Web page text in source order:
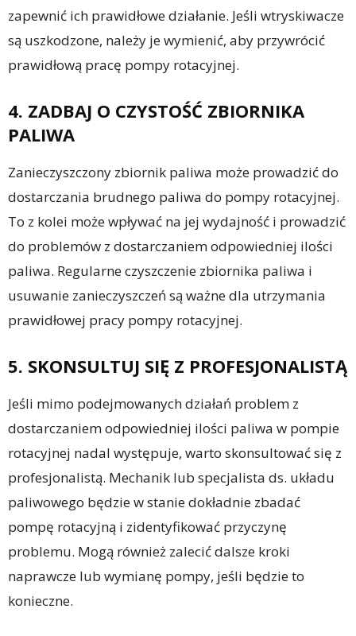
zapewnić ich prawidłowe działanie. Jeśli wtryskiwacze
są uszkodzone, należy je wymienić, aby przywrócić
prawidłową pracę pompy rotacyjnej.
4. ZADBAJ O CZYSTOŚĆ ZBIORNIKA
PALIWA
Zanieczyszczony zbiornik paliwa może prowadzić do
dostarczania brudnego paliwa do pompy rotacyjnej.
To z kolei może wpływać na jej wydajność i prowadzić
do problemów z dostarczaniem odpowiedniej ilości
paliwa. Regularne czyszczenie zbiornika paliwa i
usuwanie zanieczyszczeń są ważne dla utrzymania
prawidłowej pracy pompy rotacyjnej.
5. SKONSULTUJ SIĘ Z PROFESJONALISTĄ
Jeśli mimo podejmowanych działań problem z
dostarczaniem odpowiedniej ilości paliwa w pompie
rotacyjnej nadal występuje, warto skonsultować się z
profesjonalistą. Mechanik lub specjalista ds. układu
paliwowego będzie w stanie dokładnie zbadać
pompę rotacyjną i zidentyfikować przyczynę
problemu. Mogą również zalecić dalsze kroki
naprawcze lub wymianę pompy, jeśli będzie to
konieczne.